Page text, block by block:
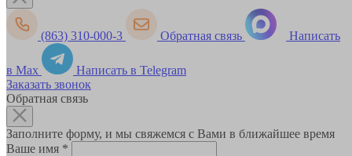
(863) 310-000-3 Обратная связь Написать
в Max
Написать в Telegram
Заказать звонок
Обратная связь
Заполните форму, и мы свяжемся с Вами в ближайшее время
Ваше имя *